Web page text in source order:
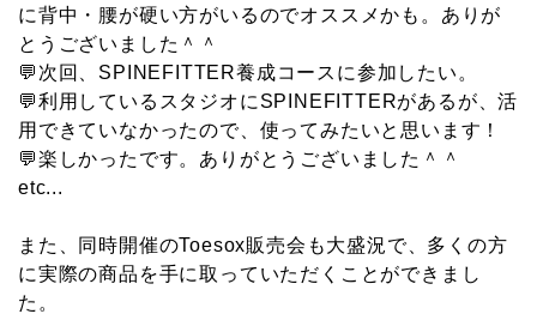
に背中・腰が硬い方がいるのでオススメかも。ありが
とうございました＾＾
💬次回、SPINEFITTER養成コースに参加したい。
💬利用しているスタジオにSPINEFITTERがあるが、活
用できていなかったので、使ってみたいと思います！
💬楽しかったです。ありがとうございました＾＾
etc...
また、同時開催のToesox販売会も大盛況で、多くの方
に実際の商品を手に取っていただくことができまし
た。